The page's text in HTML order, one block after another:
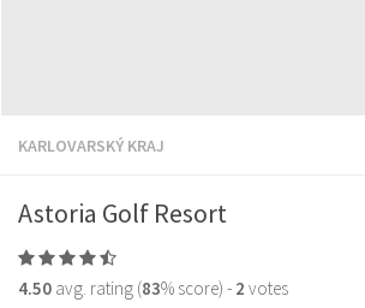
KARLOVARSKÝ KRAJ
Astoria Golf Resort
4.50 avg. rating (83% score) - 2 votes